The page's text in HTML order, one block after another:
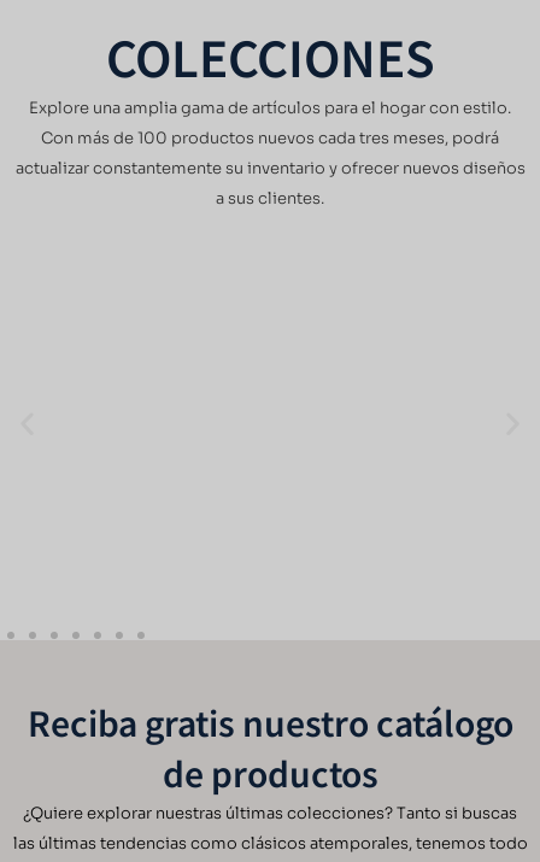
COLECCIONES
Explore una amplia gama de artículos para el hogar con estilo.
Con más de 100 productos nuevos cada tres meses, podrá
actualizar constantemente su inventario y ofrecer nuevos diseños
a sus clientes.
Reciba gratis nuestro catálogo
de productos
¿Quiere explorar nuestras últimas colecciones? Tanto si buscas
las últimas tendencias como clásicos atemporales, tenemos todo